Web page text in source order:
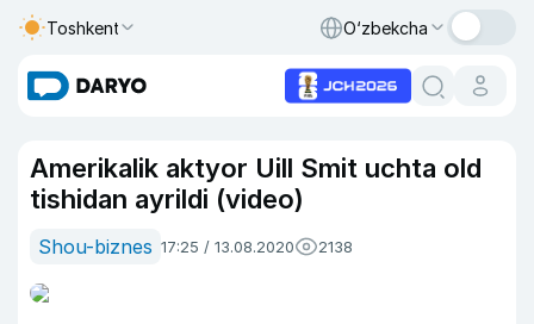
Toshkent O‘zbekcha
Amerikalik aktyor Uill Smit uchta old
tishidan ayrildi (video)
Shou-biznes 17:25 / 13.08.2020 2138